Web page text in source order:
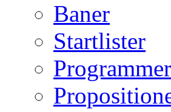
Baner
Startlister
Programmer